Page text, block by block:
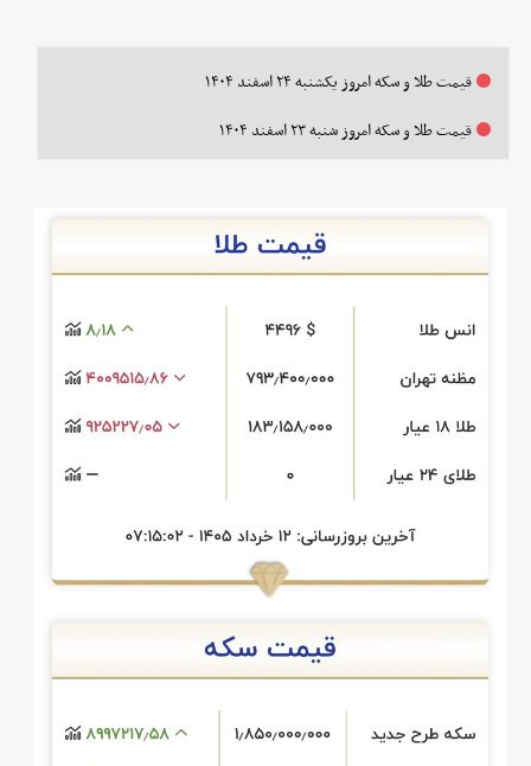
قیمت طلا و سکه امروز یکشنبه ۲۴ اسفند ۱۴۰۴
قیمت طلا و سکه امروز شنبه ۲۳ اسفند ۱۴۰۴